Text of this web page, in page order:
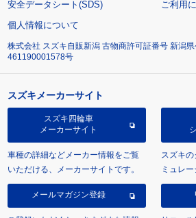
安全データシート(SDS)
ご利用
個人情報について
株式会社 スズキ自販新潟 古物商許可証番号 新潟
461190001578号
スズキメーカーサイト
スズキ四輪車
メーカーサイト
車種の詳細などメーカー情報をご覧
いただける、メーカーサイトです。
スズキ
ミュレー
メールマガジン登録